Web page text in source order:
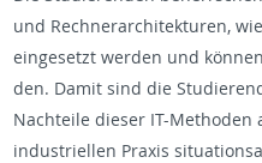
und Rech­ner­ar­chitek­turen,
einge­setzt wer­den und
den. Damit sind die
Nachteile dieser IT-
in­dus­triellen Praxis